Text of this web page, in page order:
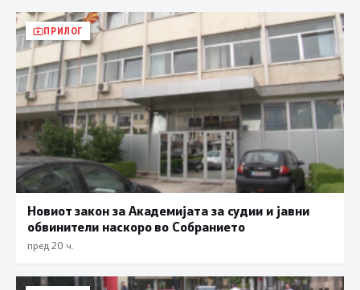
ПРИЛОГ
Новиот закон за Академијата за судии и јавни
обвинители наскоро во Собранието
пред 20 ч.